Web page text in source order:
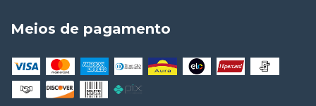
Meios de pagamento